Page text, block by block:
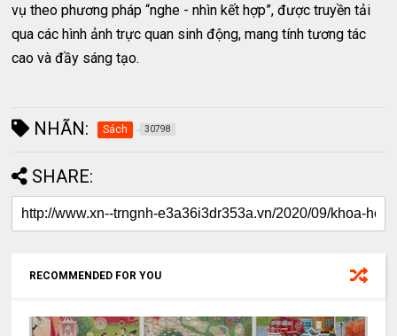
vụ theo phương pháp “nghe - nhìn kết hợp”, được truyền tải
qua các hình ảnh trực quan sinh động, mang tính tương tác
cao và đầy sáng tạo.
NHÃN: Sách 30798
SHARE:
RECOMMENDED FOR YOU